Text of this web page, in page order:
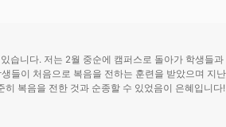
습니다. 저는 2월 중순에 캠퍼스로 돌아가 학생들
들이 처음으로 복음을 전하는 훈련을 받았으며 지
복음을 전한 것과 순종할 수 있었음이 은혜입니